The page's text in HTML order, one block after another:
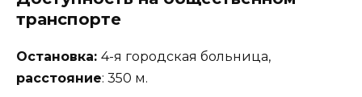
транспорте
Остановка: 4-я городская больница,
расстояние: 350 м.